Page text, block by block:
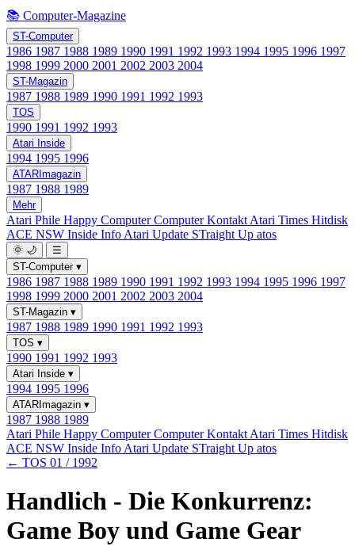
📚 Computer-Magazine
ST-Computer
1986 1987 1988 1989 1990 1991 1992 1993 1994 1995 1996 1997
1998 1999 2000 2001 2002 2003 2004
ST-Magazin
1987 1988 1989 1990 1991 1992 1993
TOS
1990 1991 1992 1993
Atari Inside
1994 1995 1996
ATARImagazin
1987 1988 1989
Mehr
Atari Phile Happy ComputerComputer Kontakt Atari Times Hitdisk
ACE NSW Inside Info Atari Update STraight Up atos
🌞 🌙
☰
ST-Computer ▾
1986 1987 1988 1989 1990 1991 1992 1993 1994 1995 1996 1997
1998 1999 2000 2001 2002 2003 2004
ST-Magazin ▾
1987 1988 1989 1990 1991 1992 1993
TOS ▾
1990 1991 1992 1993
Atari Inside ▾
1994 1995 1996
ATARImagazin ▾
1987 1988 1989
Atari Phile Happy ComputerComputer Kontakt Atari Times Hitdisk
ACE NSW Inside Info Atari Update STraight Up atos
← TOS 01 / 1992
Handlich - Die Konkurrenz:
Game Boy und Game Gear